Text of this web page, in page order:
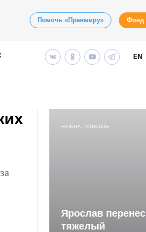
Помочь «Правмиру» Фонд
EN
НУЖНА ПОМОЩЬ
Ярослав перенес
тяжелый